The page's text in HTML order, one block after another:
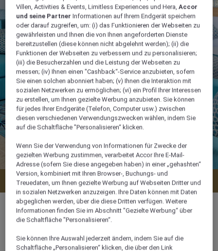
Verfügbarkeit anzeigen
105 m²
Villen, Activities & Events, Limitless Experiences und Hera,Accor
und seine Partner Informationen auf Ihrem Endgerät speichern
oder darauf zugreifen, um: (i) das Funktionieren der Webseiten zu
gewährleisten und Ihnen die von Ihnen angeforderten Dienste
bereitzustellen (diese können nicht abgelehnt werden); (ii) die
Funktionen der Webseiten zu verbessern und zu personalisieren;
(iii) die Besucherzahlen und die Leistung der Webseiten zu
messen; (iv) Ihnen einen "Cashback“-Service anzubieten, sofern
Sie einen solchen abonniert haben; (v) Ihnen die Interaktion mit
sozialen Netzwerken zu ermöglichen; (vi) ein Profil Ihrer Interessen
zu erstellen, um Ihnen gezielte Werbung anzubieten. Sie können
für jedes Ihrer Endgeräte (Telefon, Computer usw.) zwischen
diesen verschiedenen Verwendungszwecken wählen, indem Sie
auf die Schaltfläche "Personalisieren“ klicken.
Wenn Sie der Verwendung von Informationen für Zwecke der
gezielten Werbung zustimmen, verarbeitet Accor Ihre E-Mail-
Adresse (sofern Sie diese angegeben haben) in einer „gehashten“
Version, kombiniert mit Ihren Browser-, Buchungs- und
Treuedaten, um Ihnen gezielte Werbung auf Webseiten Dritter und
in sozialen Netzwerken anzuzeigen. Ihre Daten können mit Daten
abgeglichen werden, über die diese Dritten verfügen. Weitere
Informationen finden Sie im Abschnitt "Gezielte Werbung“ über
die Schaltfläche "Personalisieren“.
Sie können Ihre Auswahl jederzeit ändern, indem Sie auf die
Schaltfläche „Personalisieren“ klicken, die über den Link